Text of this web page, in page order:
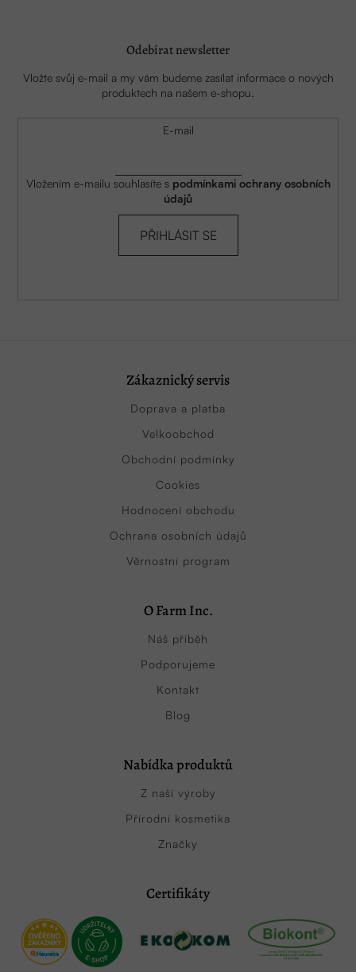
Odebírat newsletter
Vložte svůj e-mail a my vám budeme zasílat informace o nových
produktech na našem e-shopu.
E-mail
Vložením e-mailu souhlasíte s podmínkami ochrany osobních
údajů
PŘIHLÁSIT SE
Zákaznický servis
Doprava a platba
Velkoobchod
Obchodní podmínky
Cookies
Hodnocení obchodu
Ochrana osobních údajů
Věrnostní program
O Farm Inc.
Náš příběh
Podporujeme
Kontakt
Blog
Nabídka produktů
Z naší výroby
Přírodní kosmetika
Značky
Certifikáty